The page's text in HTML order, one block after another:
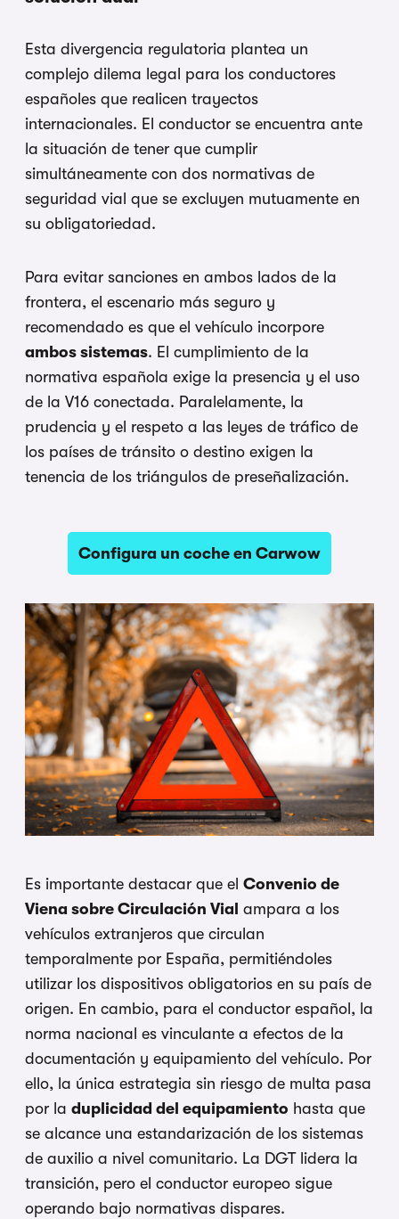
Esta divergencia regulatoria plantea un
complejo dilema legal para los conductores
españoles que realicen trayectos
internacionales. El conductor se encuentra ante
la situación de tener que cumplir
simultáneamente con dos normativas de
seguridad vial que se excluyen mutuamente en
su obligatoriedad.
Para evitar sanciones en ambos lados de la
frontera, el escenario más seguro y
recomendado es que el vehículo incorpore
ambos sistemas. El cumplimiento de la
normativa española exige la presencia y el uso
de la V16 conectada. Paralelamente, la
prudencia y el respeto a las leyes de tráfico de
los países de tránsito o destino exigen la
tenencia de los triángulos de preseñalización.
Configura un coche en Carwow
Es importante destacar que el Convenio de
Viena sobre Circulación Vial ampara a los
vehículos extranjeros que circulan
temporalmente por España, permitiéndoles
utilizar los dispositivos obligatorios en su país de
origen. En cambio, para el conductor español, la
norma nacional es vinculante a efectos de la
documentación y equipamiento del vehículo. Por
ello, la única estrategia sin riesgo de multa pasa
por la duplicidad del equipamiento hasta que
se alcance una estandarización de los sistemas
de auxilio a nivel comunitario. La DGT lidera la
transición, pero el conductor europeo sigue
operando bajo normativas dispares.